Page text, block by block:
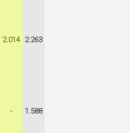
2.014 2.263
- 1.588